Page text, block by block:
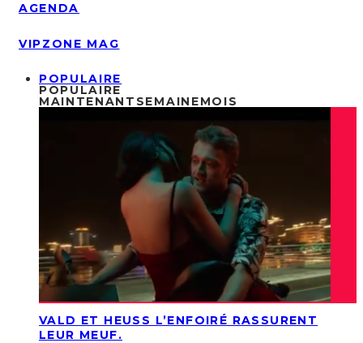
AGENDA
VIPZONE MAG
POPULAIRE
POPULAIRE
MAINTENANT SEMAINEMOIS
VALD ET HEUSS L’ENFOIRÉ RASSURENT
LEUR MEUF.